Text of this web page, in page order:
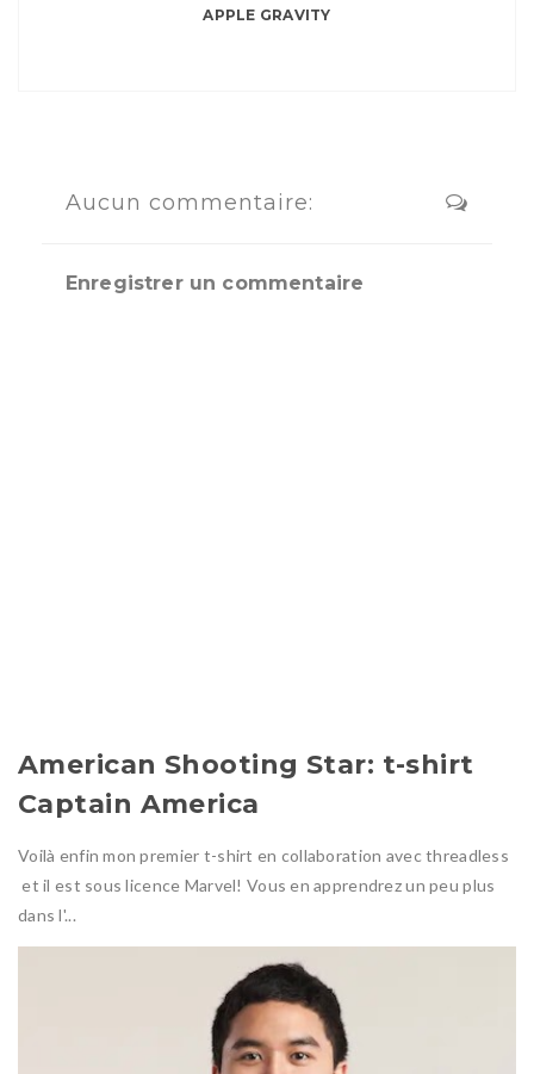
APPLE GRAVITY
Aucun commentaire:
Enregistrer un commentaire
American Shooting Star: t-shirt
Captain America
Voilà enfin mon premier t-shirt en collaboration avec threadless
et il est sous licence Marvel! Vous en apprendrez un peu plus
dans l'...